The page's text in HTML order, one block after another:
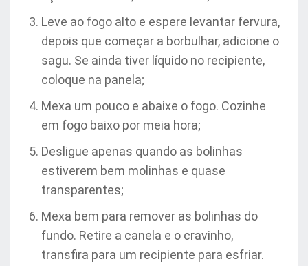
Leve ao fogo alto e espere levantar fervura,
depois que começar a borbulhar, adicione o
sagu. Se ainda tiver líquido no recipiente,
coloque na panela;
Mexa um pouco e abaixe o fogo. Cozinhe
em fogo baixo por meia hora;
Desligue apenas quando as bolinhas
estiverem bem molinhas e quase
transparentes;
Mexa bem para remover as bolinhas do
fundo. Retire a canela e o cravinho,
transfira para um recipiente para esfriar.